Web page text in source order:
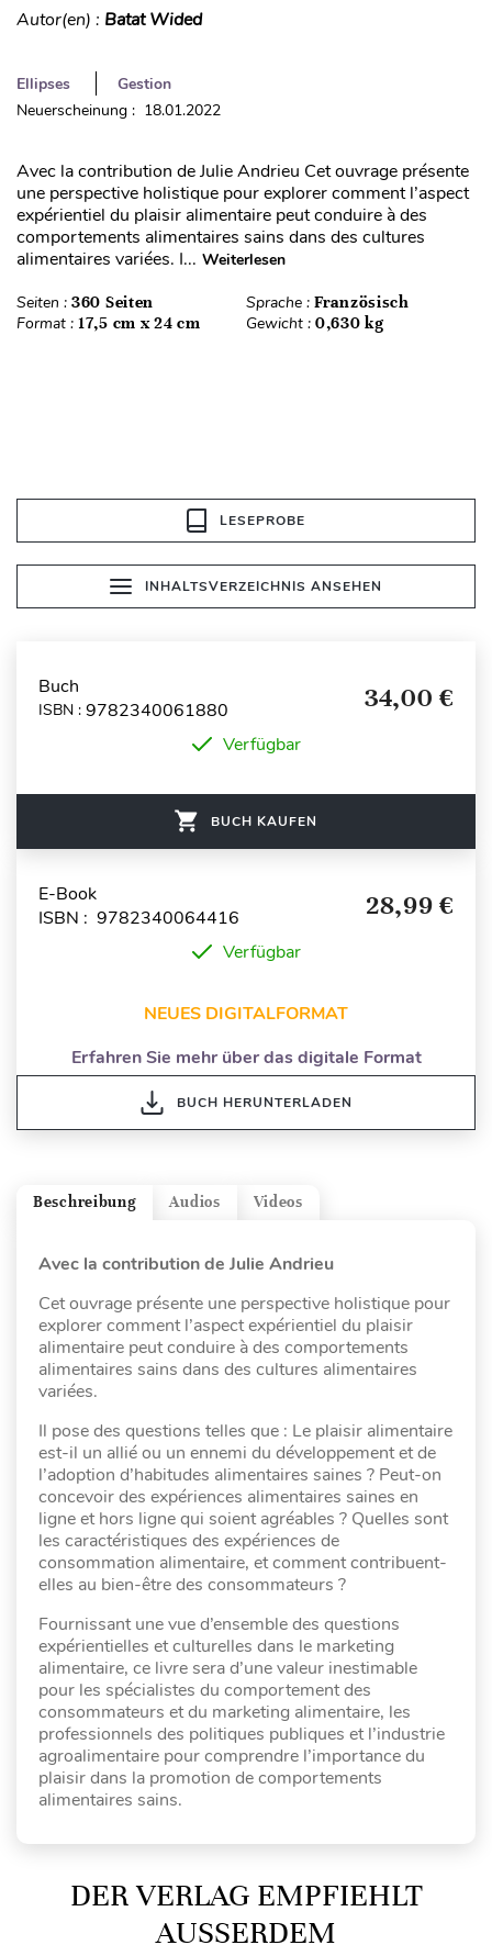
Autor(en) : Batat Wided
Ellipses
Gestion
Neuerscheinung : 18.01.2022
Avec la contribution de Julie Andrieu Cet ouvrage présente
une perspective holistique pour explorer comment l’aspect
expérientiel du plaisir alimentaire peut conduire à des
comportements alimentaires sains dans des cultures
alimentaires variées. I... Weiterlesen
Seiten : 360 Seiten Sprache : Französisch
Format : 17,5 cm x 24 cm Gewicht : 0,630 kg
LESEPROBE
INHALTSVERZEICHNIS ANSEHEN
Buch
ISBN : 9782340061880 34,00 €
Verfügbar
BUCH KAUFEN
E-Book
ISBN : 9782340064416
28,99 €
Verfügbar
NEUES DIGITALFORMAT
Erfahren Sie mehr über das digitale Format
BUCH HERUNTERLADEN
Videos
Audios
Beschreibung
Avec la contribution de Julie Andrieu
Cet ouvrage présente une perspective holistique pour
explorer comment l’aspect expérientiel du plaisir
alimentaire peut conduire à des comportements
alimentaires sains dans des cultures alimentaires
variées.
Il pose des questions telles que : Le plaisir alimentaire
est-il un allié ou un ennemi du développement et de
l’adoption d’habitudes alimentaires saines ? Peut-on
concevoir des expériences alimentaires saines en
ligne et hors ligne qui soient agréables ? Quelles sont
les caractéristiques des expériences de
consommation alimentaire, et comment contribuent-
elles au bien-être des consommateurs ?
Fournissant une vue d’ensemble des questions
expérientielles et culturelles dans le marketing
alimentaire, ce livre sera d’une valeur inestimable
pour les spécialistes du comportement des
consommateurs et du marketing alimentaire, les
professionnels des politiques publiques et l’industrie
agroalimentaire pour comprendre l’importance du
plaisir dans la promotion de comportements
alimentaires sains.
DER VERLAG EMPFIEHLT
AUSSERDEM